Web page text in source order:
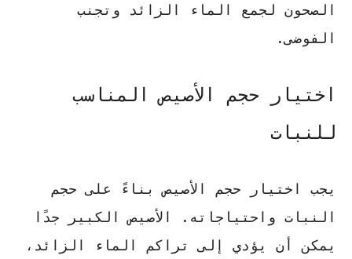
الصحون لجمع الماء الزائد وتجنب
الفوضى.
اختيار حجم الأصيص المناسب
للنبات
يجب اختيار حجم الأصيص بناءً على حجم
النبات واحتياجاته.
الأصيص الكبير جدًا
يمكن أن يؤدي إلى تراكم الماء الزائد ،